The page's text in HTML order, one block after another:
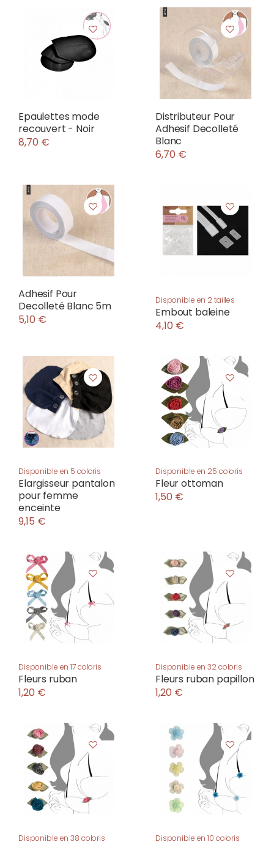
Epaulettes mode
recouvert - Noir
8,70 €
Distributeur Pour
Adhesif Decolleté
Blanc
6,70 €
Adhesif Pour
Decolleté Blanc 5m
5,10 €
Disponible en 2 tailles
Embout baleine
4,10 €
Disponible en 5 coloris
Elargisseur pantalon
pour femme
enceinte
9,15 €
Disponible en 25 coloris
Fleur ottoman
1,50 €
Disponible en 17 coloris
Fleurs ruban
1,20 €
Disponible en 32 coloris
Fleurs ruban papillon
1,20 €
Disponible en 38 coloris Disponible en 10 coloris